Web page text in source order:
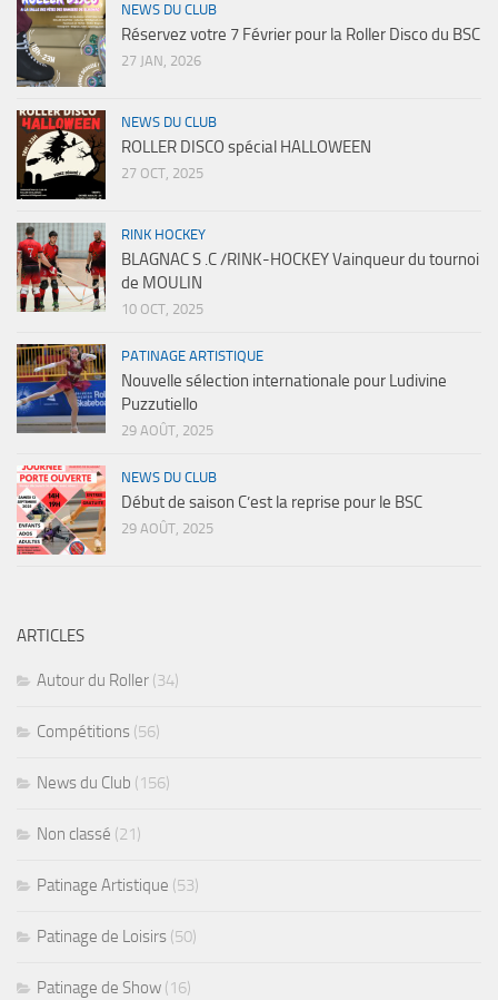
NEWS DU CLUB
Réservez votre 7 Février pour la Roller Disco du BSC
27 JAN, 2026
NEWS DU CLUB
ROLLER DISCO spécial HALLOWEEN
27 OCT, 2025
RINK HOCKEY
BLAGNAC S .C /RINK-HOCKEY Vainqueur du tournoi
de MOULIN
10 OCT, 2025
PATINAGE ARTISTIQUE
Nouvelle sélection internationale pour Ludivine
Puzzutiello
29 AOÛT, 2025
NEWS DU CLUB
Début de saison C’est la reprise pour le BSC
29 AOÛT, 2025
ARTICLES
Autour du Roller (34)
Compétitions (56)
News du Club (156)
Non classé (21)
Patinage Artistique (53)
Patinage de Loisirs (50)
Patinage de Show (16)